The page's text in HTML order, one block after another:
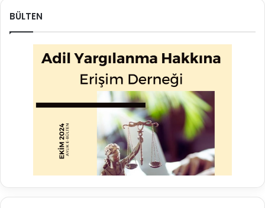
BÜLTEN